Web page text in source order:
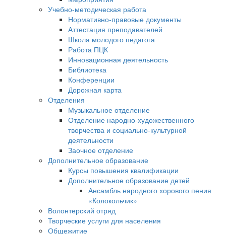
Учебно-методическая работа
Нормативно-правовые документы
Аттестация преподавателей
Школа молодого педагога
Работа ПЦК
Инновационная деятельность
Библиотека
Конференции
Дорожная карта
Отделения
Музыкальное отделение
Отделение народно-художественного
творчества и социально-культурной
деятельности
Заочное отделение
Дополнительное образование
Курсы повышения квалификации
Дополнительное образование детей
Ансамбль народного хорового пения
«Колокольчик»
Волонтерский отряд
Творческие услуги для населения
Общежитие